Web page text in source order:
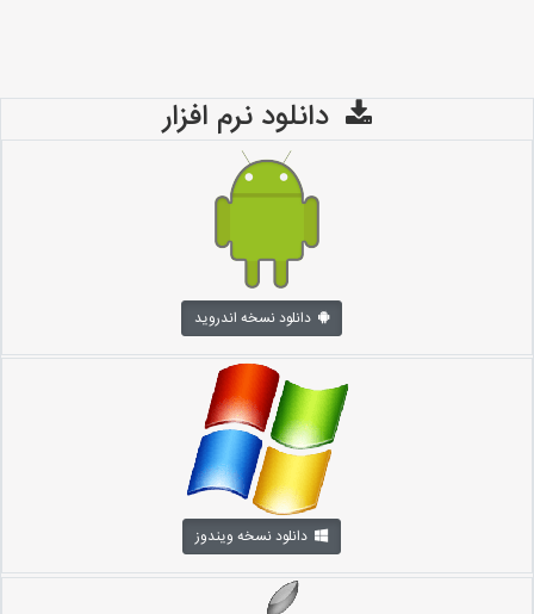
دانلود نرم افزار
دانلود نسخه اندروید
دانلود نسخه ویندوز